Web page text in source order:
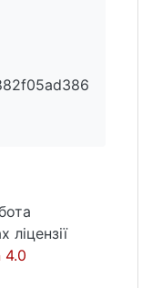
з
а надалі й
покращити
4.0